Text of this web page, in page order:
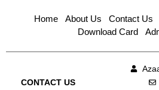
Home About Us Contact Us
Download Card
CONTACT US